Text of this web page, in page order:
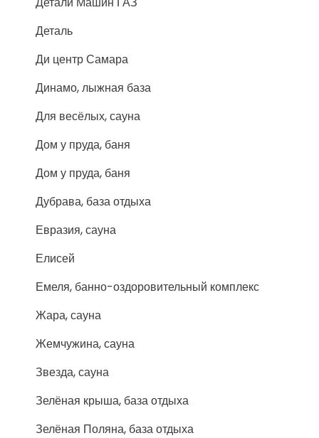
Деталь
Ди центр Самара
Динамо, лыжная база
Для весёлых, сауна
Дом у пруда, баня
Дом у пруда, баня
Дубрава, база отдыха
Евразия, сауна
Елисей
Емеля, банно-оздоровительный комплекс
Жара, сауна
Жемчужина, сауна
Звезда, сауна
Зелёная крыша, база отдыха
Зелёная Поляна, база отдыха